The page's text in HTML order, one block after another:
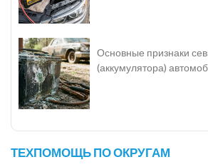
Основные признаки
(аккумулятора)
ТЕХПОМОЩЬ ПО ОКРУГАМ